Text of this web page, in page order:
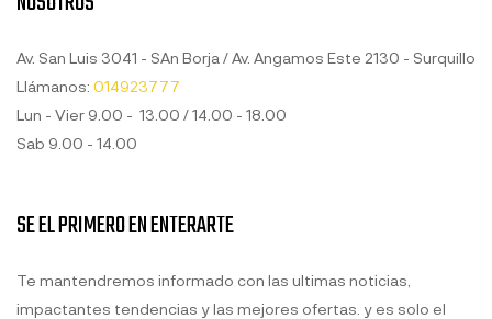
Av. San Luis 3041 - SAn Borja / Av. Angamos Este 2130 - Surquillo
Llámanos: 014923777
Lun - Vier 9.00 - 13.00 / 14.00 - 18.00
Sab 9.00 - 14.00
SE EL PRIMERO EN ENTERARTE
Te mantendremos informado con las ultimas noticias,
impactantes tendencias y las mejores ofertas. y es solo el